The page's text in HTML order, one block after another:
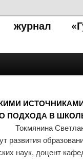
журнал
ПОДХОДА В
Токмянина
развития
наук, доцент